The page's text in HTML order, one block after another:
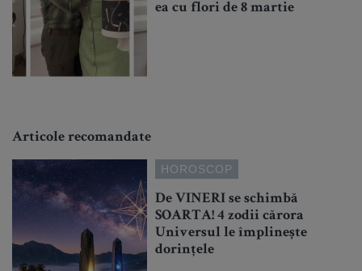
ea cu flori de 8 martie
Articole recomandate
HOROSCOP
De VINERI se schimbă
SOARTA! 4 zodii cărora
Universul le împlinește
dorințele